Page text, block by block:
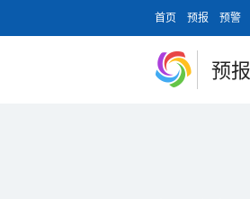
首页 预报 预警
预报